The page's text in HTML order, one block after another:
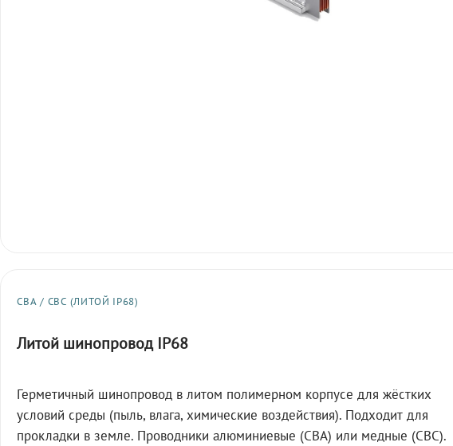
СВА / СВС (ЛИТОЙ IP68)
Литой шинопровод IP68
Герметичный шинопровод в литом полимерном корпусе для жёстких
условий среды (пыль, влага, химические воздействия). Подходит для
прокладки в земле. Проводники алюминиевые (СВА) или медные (СВС).